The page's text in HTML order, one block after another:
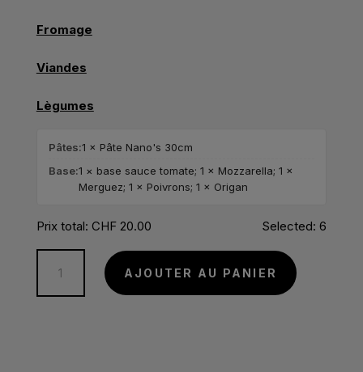
Fromage
Viandes
Lègumes
Pâtes:1 × Pâte Nano's 30cm
Base:1 × base sauce tomate; 1 × Mozzarella; 1 ×
Merguez; 1 × Poivrons; 1 × Origan
Prix total: CHF20.00 Selected: 6
AJOUTER AU PANIER